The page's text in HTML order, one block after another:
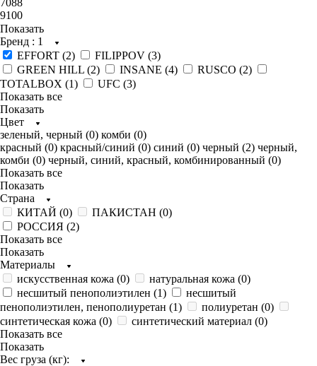
7088
9100
Показать
Бренд : 1
EFFORT (2) FILIPPOV (3)
GREEN HILL (2) INSANE (4) RUSCO (2)
TOTALBOX (1) UFC (3)
Показать все
Показать
Цвет
зеленый, черный (0) комби (0)
красный (0) красный/синий (0) синий (0) черный (2) черный,
комби (0) черный, синий, красный, комбинированный (0)
Показать все
Показать
Страна
КИТАЙ (0) ПАКИСТАН (0)
РОССИЯ (2)
Показать все
Показать
Материалы
искусственная кожа (0) натуральная кожа (0)
несшитый пенополиэтилен (1)
несшитый
пенополиэтилен, пенополиуретан (1) полиуретан (0)
синтетическая кожа (0) синтетический материал (0)
Показать все
Показать
Вес груза (кг):